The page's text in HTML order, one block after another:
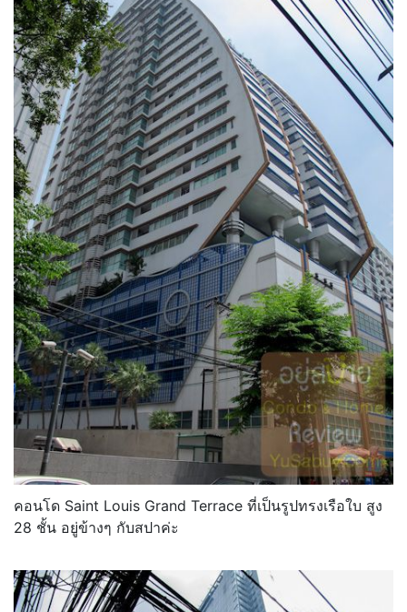
คอนโด Saint Louis Grand Terrace ที่เป็นรูปทรงเรือใบ สูง
28 ชั้น อยู่ข้างๆ กับสปาค่ะ